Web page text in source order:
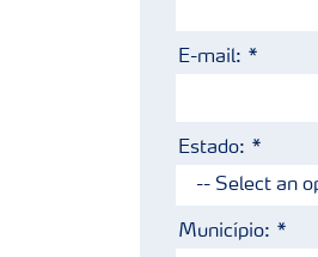
E-mail:
Estado:
Município: